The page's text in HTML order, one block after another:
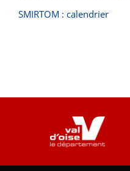
SMIRTOM : calendrier